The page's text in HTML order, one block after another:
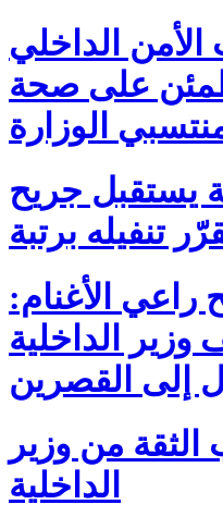
الداخلي
على صحة
الوزارة
يستقبل جريح
تنفيله برتبة
راعي الأغنام:
الداخلية
إلى القصرين
من وزير
الداخلية